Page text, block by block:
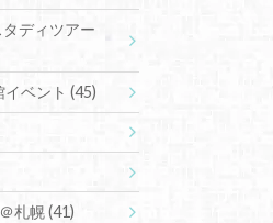
ディツアー
イベント(45)
札幌(41)